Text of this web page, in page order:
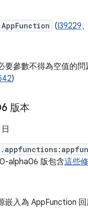
AppFunction (I39229、
要參數不得為空值的問
)
版本
alpha06 版包含這些
嵌入為 AppFunction